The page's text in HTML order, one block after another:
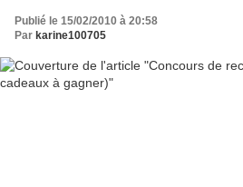
Publié le 15/02/2010 à 20:58
Par karine100705